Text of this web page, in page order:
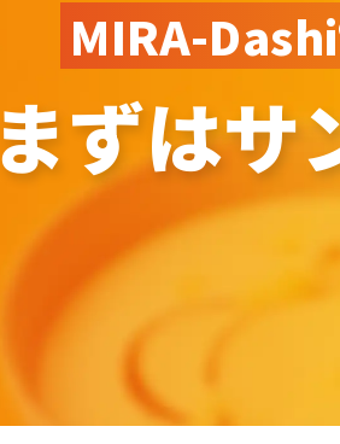
MIRA-
まずはサ